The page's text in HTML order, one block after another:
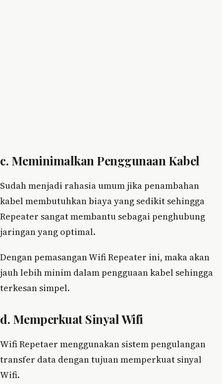
c. Meminimalkan Penggunaan Kabel
Sudah menjadi rahasia umum jika penambahan
kabel membutuhkan biaya yang sedikit sehingga
Repeater sangat membantu sebagai penghubung
jaringan yang optimal.
Dengan pemasangan Wifi Repeater ini, maka akan
jauh lebih minim dalam pengguaan kabel sehingga
terkesan simpel.
d. Memperkuat Sinyal Wifi
Wifi Repetaer menggunakan sistem pengulangan
transfer data dengan tujuan memperkuat sinyal
Wifi.